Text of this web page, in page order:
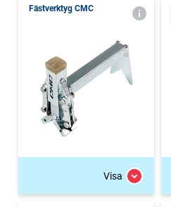
Fästverktyg CMC
Visa